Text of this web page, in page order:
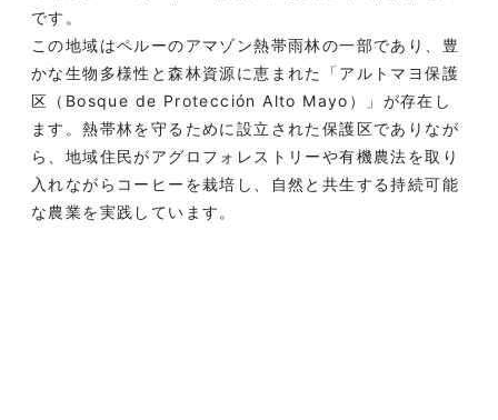
です。
この地域はペルーのアマゾン熱帯雨林の一部であり、豊
かな生物多様性と森林資源に恵まれた「アルトマヨ保護
区（Bosque de Protección Alto Mayo）」が存在し
ます。熱帯林を守るために設立された保護区でありなが
ら、地域住民がアグロフォレストリーや有機農法を取り
入れながらコーヒーを栽培し、自然と共生する持続可能
な農業を実践しています。